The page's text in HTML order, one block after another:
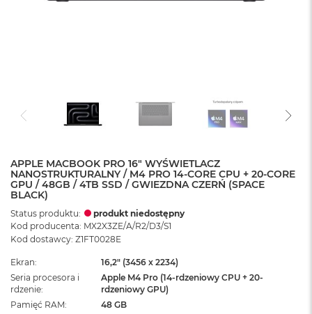
APPLE MACBOOK PRO 16" WYŚWIETLACZ
NANOSTRUKTURALNY / M4 PRO 14-CORE CPU + 20-CORE
GPU / 48GB / 4TB SSD / GWIEZDNA CZERŃ (SPACE
BLACK)
Status produktu:
produkt niedostępny
Kod producenta: MX2X3ZE/A/R2/D3/S1
Kod dostawcy: Z1FT0028E
Ekran
16,2" (3456 x 2234)
Seria procesora i
rdzenie
Apple M4 Pro (14-rdzeniowy CPU + 20-
rdzeniowy GPU)
Pamięć RAM
48 GB